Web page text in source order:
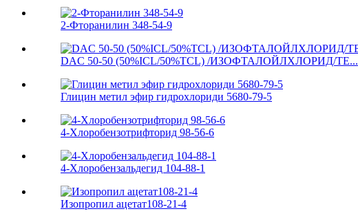
2-Фторанилин 348-54-9
DAC 50-50 (50%ICL/50%TCL) /ИЗОФТАЛОЙЛХЛОРИД/TE...
Глицин метил эфир гидрохлориди 5680-79-5
4-Хлоробензотрифторид 98-56-6
4-Хлоробензальдегид 104-88-1
Изопропил ацетат108-21-4